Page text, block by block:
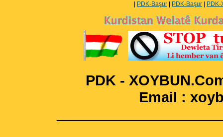
PDK-Başur PDK-Başur
PDK -
Email :